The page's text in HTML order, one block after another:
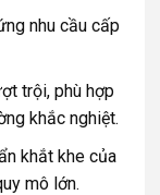
nhu cầu cấp
trội, phù hợp
khắc nghiệt.
khắt khe của
mô lớn.